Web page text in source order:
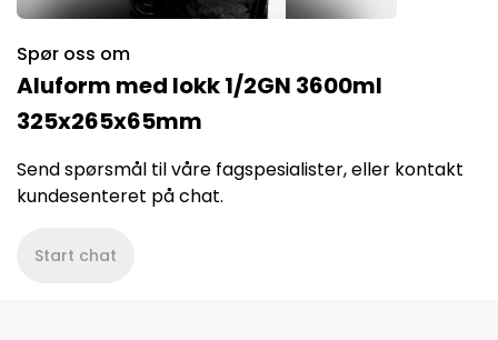
Spør oss om
Aluform med lokk 1/2GN 3600ml
325x265x65mm
Send spørsmål til våre fagspesialister, eller kontakt
kundesenteret på chat.
Start chat